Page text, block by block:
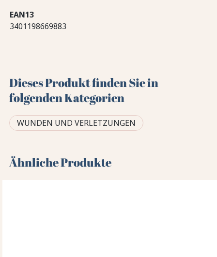
EAN13
3401198669883
Dieses Produkt finden Sie in
folgenden Kategorien
WUNDEN UND VERLETZUNGEN
Ähnliche Produkte